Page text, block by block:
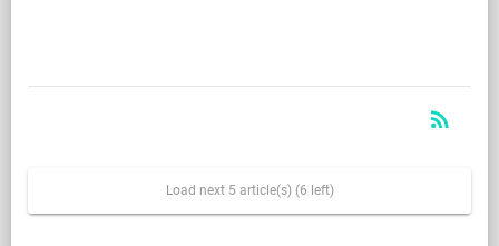
rss_feed
Load next 5 article(s) (6 left)